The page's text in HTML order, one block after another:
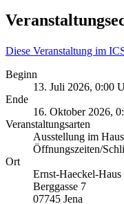
Diese Veranstaltung im
Beginn
13. Juli 2026, 0:00
Ende
16. Oktober 2026,
Veranstaltungsarten
Ausstellung im Haus
Öffnungszeiten/
Ort
Ernst-Haeckel-Haus
Berggasse 7
07745 Jena